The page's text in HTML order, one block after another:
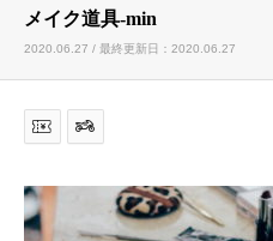
メイク道具-min
2020.06.27 / 最終更新日：2020.06.27